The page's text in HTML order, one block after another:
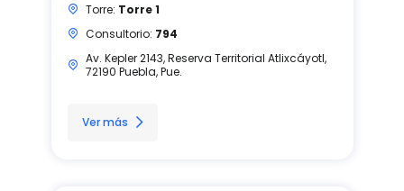
Torre: Torre 1
Consultorio: 794
Av. Kepler 2143, Reserva Territorial Atlixcáyotl,
72190 Puebla, Pue.
Ver más